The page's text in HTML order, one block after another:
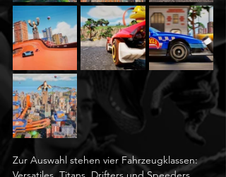
Zur Auswahl stehen vier Fahrzeugklassen: